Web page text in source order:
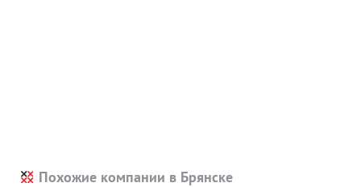
Похожие компании в Брянске